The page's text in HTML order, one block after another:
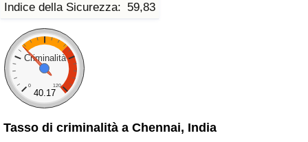
Indice della Sicurezza: 59,83
Criminalità
0 120
40.17
Tasso di criminalità a Chennai, India
Indice Del Costo Della Vita
Indice del Costo della Vita per Nazione
ad Aqaba
Indice del Prezzo delle Case
Indice del Prezzo delle Case per Nazione
Indice della Qualità della Vita (Corrente)
Indice della qualità della vita per Paese
Criminalità
Indice del Tasso di Criminalità (Corrente)